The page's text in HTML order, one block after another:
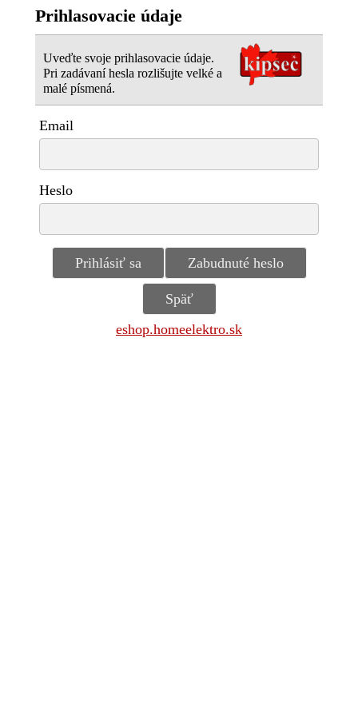
Prihlasovacie údaje
Uveďte svoje prihlasovacie údaje.
Pri zadávaní hesla rozlišujte velké a
malé písmená.
Email
Heslo
eshop.homeelektro.sk